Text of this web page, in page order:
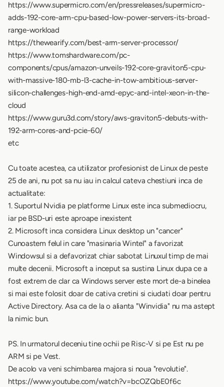
https://www.supermicro.com/en/pressreleases/supermicro-
adds-192-core-arm-cpu-based-low-power-servers-its-broad-
range-workload
https://thewearify.com/best-arm-server-processor/
https://www.tomshardware.com/pc-
components/cpus/amazon-unveils-192-core-graviton5-cpu-
with-massive-180-mb-l3-cache-in-tow-ambitious-server-
silicon-challenges-high-end-amd-epyc-and-intel-xeon-in-the-
cloud
https://www.guru3d.com/story/aws-graviton5-debuts-with-
192-arm-cores-and-pcie-60/
etc
Cu toate acestea, ca utilizator profesionist de Linux de peste
25 de ani, nu pot sa nu iau in calcul cateva chestiuni inca de
actualitate:
1. Suportul Nvidia pe platforme Linux este inca submediocru,
iar pe BSD-uri este aproape inexistent
2. Microsoft inca considera Linux desktop un "cancer"
Cunoastem felul in care "masinaria Wintel" a favorizat
Windowsul si a defavorizat chiar sabotat Linuxul timp de mai
multe decenii. Microsoft a inceput sa sustina Linux dupa ce a
fost extrem de clar ca Windows server este mort de-a binelea
si mai este folosit doar de cativa cretini si ciudati doar pentru
Active Directory. Asa ca de la o alianta "Winvidia" nu ma astept
la nimic bun.
PS. In urmatorul deceniu tine ochii pe Risc-V si pe Est nu pe
ARM si pe Vest.
De acolo va veni schimbarea majora si noua "revolutie".
https://www.youtube.com/watch?v=bcOZQbE0f6c